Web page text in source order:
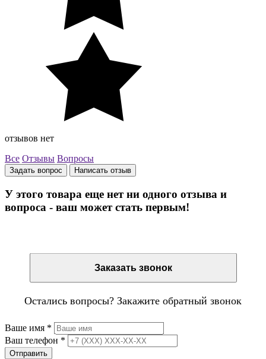
отзывов нет
Все Отзывы Вопросы
Задать вопрос Написать отзыв
У этого товара еще нет ни одного отзыва и
вопроса - ваш может стать первым!
Заказать звонок
Остались вопросы? Закажите обратный звонок
Ваше имя *
Ваш телефон *
Отправить